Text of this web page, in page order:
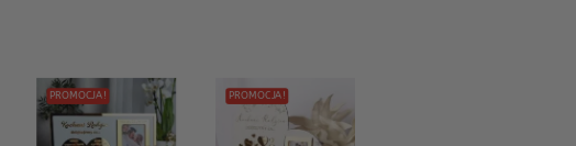
PROMOCJA! PROMOCJA!